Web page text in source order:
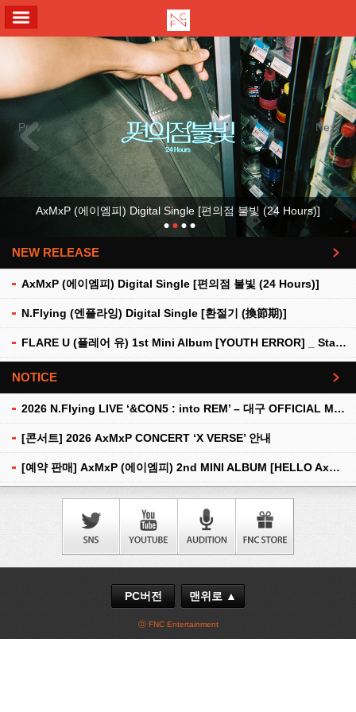
Previous Next
AxMxP (에이엠피) Digital Single [편의점 불빛 (24 Hours)]
NEW RELEASE
AxMxP (에이엠피) Digital Single [편의점 불빛 (24 Hours)]
N.Flying (엔플라잉) Digital Single [환절기 (換節期)]
FLARE U (플레어 유) 1st Mini Album [YOUTH ERROR] _ Stationery Kit Ver.
더보기
NOTICE
2026 N.Flying LIVE ‘&CON5 : into REM’ – 대구 OFFICIAL MD 현장 판매 안내
[콘서트] 2026 AxMxP CONCERT ‘X VERSE’ 안내
[예약 판매] AxMxP (에이엠피) 2nd MINI ALBUM [HELLO AxMxP] 예약 판매 안내
더보기
PC버전 맨위로 ▲
ⓒ FNC Entertainment